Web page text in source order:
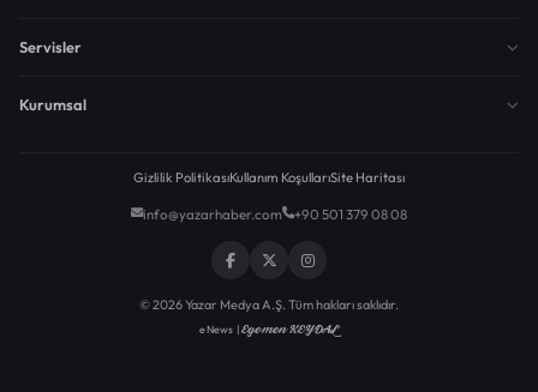
Servisler
Kurumsal
Gizlilik PolitikasıKullanım KoşullarıSite Haritası
info@yazarhaber.com +90 501 379 08 08
© 2026 Yazar Medya A.Ş. Tüm hakları saklıdır.
eNews |Egemen KEYDAL